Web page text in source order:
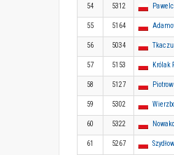
54 5312
55 5164
56 5034
57 5153 Królak
58 5127
59 5302
60 5322
61 5267